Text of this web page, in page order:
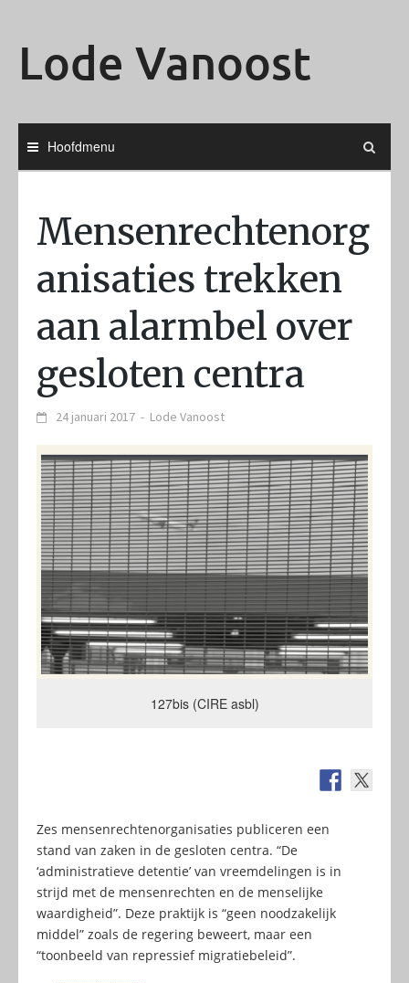
Lode Vanoost
Hoofdmenu
Mensenrechtenorg
anisaties trekken
aan alarmbel over
gesloten centra
24 januari 2017 - Lode Vanoost
127bis (CIRE asbl)
Zes mensenrechtenorganisaties publiceren een
stand van zaken in de gesloten centra. “De
‘administratieve detentie’ van vreemdelingen is in
strijd met de mensenrechten en de menselijke
waardigheid”. Deze praktijk is “geen noodzakelijk
middel” zoals de regering beweert, maar een
“toonbeeld van repressief migratiebeleid”.